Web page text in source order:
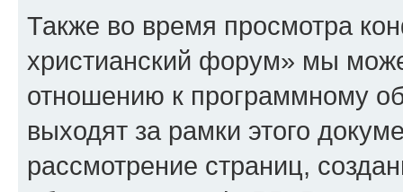
Также во время просмотра
христианский форум» мы
отношению к программному
выходят за рамки этого
рассмотрение страниц,